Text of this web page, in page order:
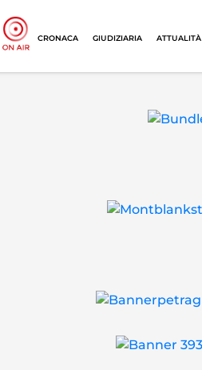
CRONACA GIUDIZIARIA ATTUALITÀ